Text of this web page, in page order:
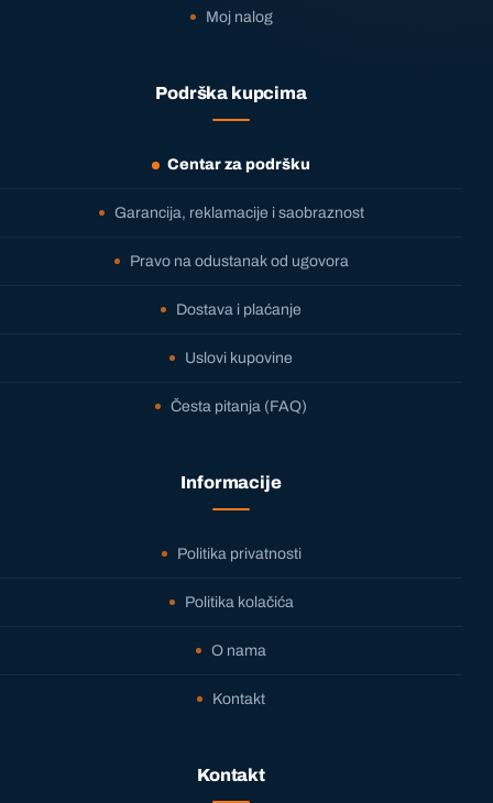
Moj nalog
Podrška kupcima
Centar za podršku
Garancija, reklamacije i saobraznost
Pravo na odustanak od ugovora
Dostava i plaćanje
Uslovi kupovine
Česta pitanja (FAQ)
Informacije
Politika privatnosti
Politika kolačića
O nama
Kontakt
Kontakt